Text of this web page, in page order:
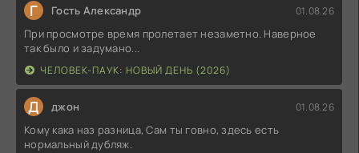
Г Гость Александр 01.08.26
При просмотре время пролетает незаметно. Наверное
так было и задумано...
ЧЕЛОВЕК-ПАУК: НОВЫЙ ДЕНЬ (2026)
Д джон 01.08.26
Кому кака наз разница, Сам ты говно, здесь есть
нормальный дубляж.